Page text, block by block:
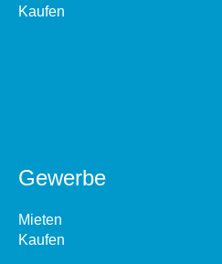
Kaufen
Gewerbe
Mieten
Kaufen